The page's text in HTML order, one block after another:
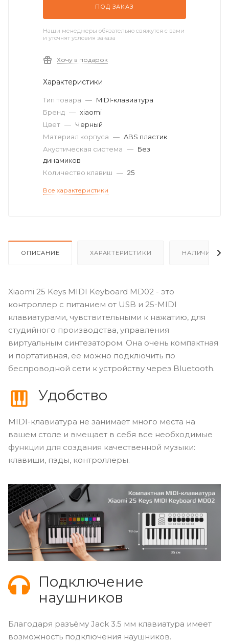
ПОД ЗАКАЗ
Наши менеджеры обязательно свяжутся с вами
и уточнят условия заказа
Хочу в подарок
Характеристики
Тип товара — MIDI-клавиатура
Бренд — xiaomi
Цвет — Черный
Материал корпуса — ABS пластик
Акустическая система — Без
динамиков
Количество клавиш — 25
Все характеристики
ОПИСАНИЕ ХАРАКТЕРИСТИКИ НАЛИЧИЕ
Xiaomi 25 Keys MIDI Keyboard MD02 - это
контроллер с питанием от USB и 25-MIDI
клавиатурами, чувствительными к нажатию, для
студийного производства, управления
виртуальным синтезатором. Она очень компактная
и портативная, ее можно подключить по
беспроводной сети к устройству через Bluetooth.
Удобство
MIDI-клавиатура не занимает много места на
вашем столе и вмещает в себя все необходимые
функции для создания качественной музыки:
клавиши, пэды, контроллеры.
Подключение
наушников
Благодаря разъёму Jack 3.5 мм клавиатура имеет
возможность подключения наушников.